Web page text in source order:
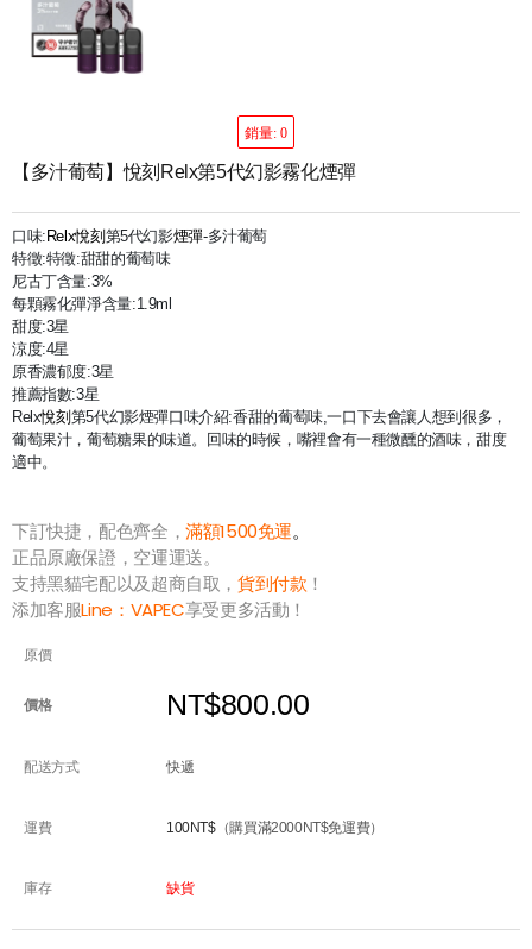
銷量: 0
【多汁葡萄】悅刻Relx第5代幻影霧化煙彈
口味: Relx悅刻 第5代幻影煙彈-多汁葡萄
特徵:特徵:甜甜的葡萄味
尼古丁含量:3%
每顆霧化彈淨含量:1.9ml
甜度:3星
涼度:4星
原香濃郁度:3星
推薦指數:3星
Relx悅刻 第5代幻影煙彈口味介紹:香甜的葡萄味,一口下去會讓人想到很多，
葡萄果汁，葡萄糖果的味道。回味的時候，嘴裡會有一種微醺的酒味，甜度
適中。
下訂快捷，配色齊全，滿額1500免運。
正品原廠保證，空運運送。
支持黑貓宅配以及超商自取，貨到付款 ！
添加客服Line： VAPEC享受更多活動！
原價
價格 NT$800.00
配送方式 快遞
運費 100NT$（購買滿2000NT$免運費）
庫存 缺貨